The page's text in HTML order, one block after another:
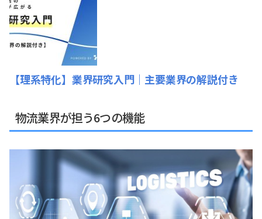
【理系特化】業界研究入門｜主要業界の解説付き
物流業界が担う6つの機能